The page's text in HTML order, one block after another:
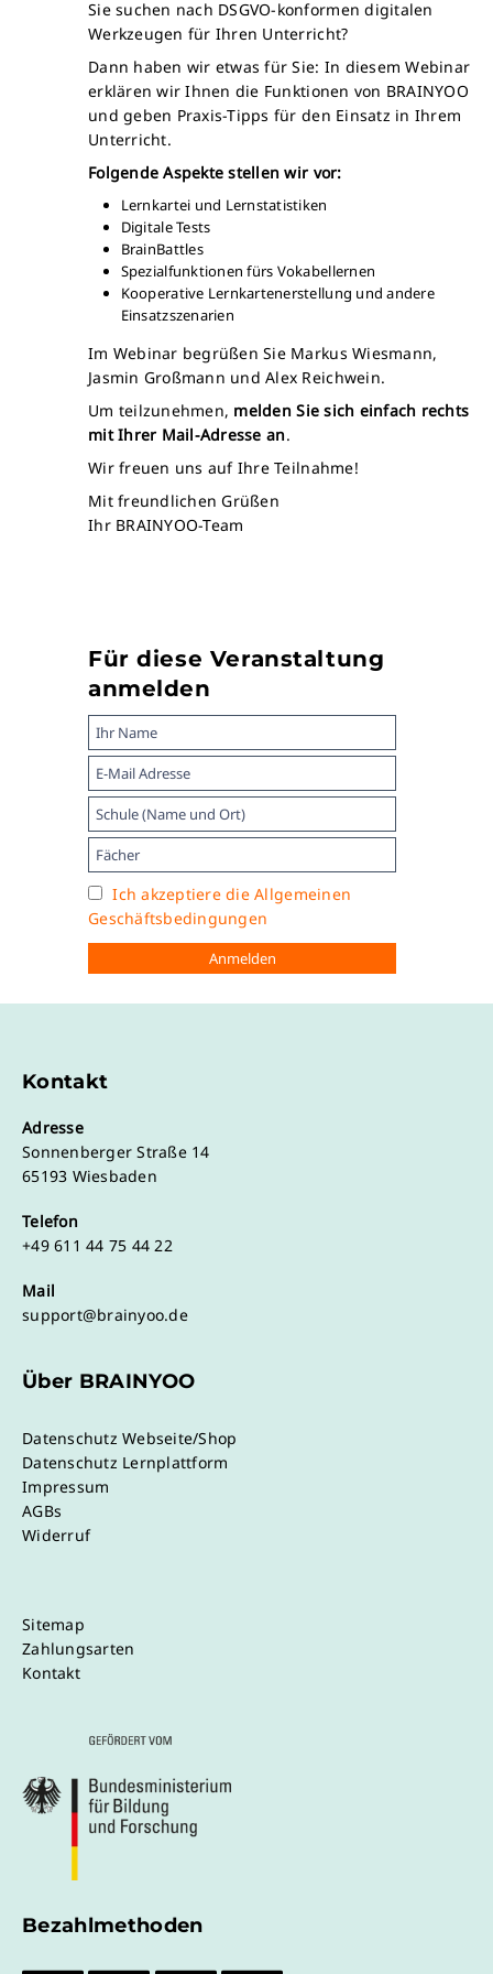
Für diese Veranstaltung
anmelden
Ich akzeptiere die Allgemeinen
Geschäftsbedingungen
Sie suchen nach DSGVO-konformen digitalen
Werkzeugen für Ihren Unterricht?
Dann haben wir etwas für Sie: In diesem Webinar
erklären wir Ihnen die Funktionen von BRAINYOO
und geben Praxis-Tipps für den Einsatz in Ihrem
Unterricht.
Folgende Aspekte stellen wir vor:
Lernkartei und Lernstatistiken
Digitale Tests
BrainBattles
Spezialfunktionen fürs Vokabellernen
Kooperative Lernkartenerstellung und andere
Einsatzszenarien
Im Webinar begrüßen Sie Markus Wiesmann,
Jasmin Großmann und Alex Reichwein.
Um teilzunehmen, melden Sie sich einfach rechts
mit Ihrer Mail-Adresse an.
Wir freuen uns auf Ihre Teilnahme!
Mit freundlichen Grüßen
Ihr BRAINYOO-Team
Kontakt
Adresse
Sonnenberger Straße 14
65193 Wiesbaden
Telefon
+49 611 44 75 44 22
Mail
support@brainyoo.de
Über BRAINYOO
Datenschutz Webseite/Shop
Datenschutz Lernplattform
Impressum
AGBs
Widerruf
Sitemap
Zahlungsarten
Kontakt
Bezahlmethoden